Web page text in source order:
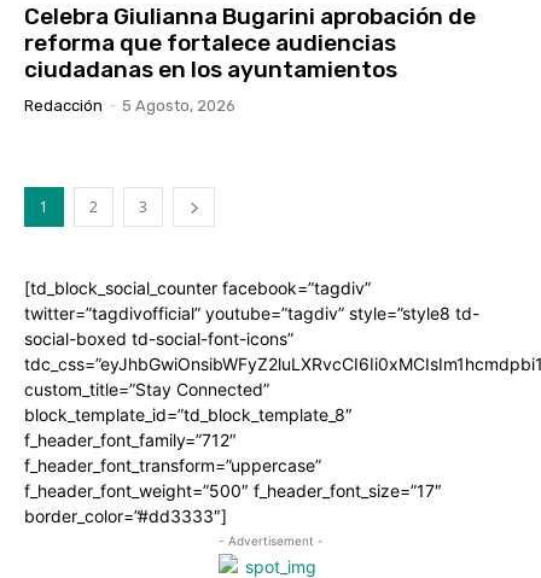
Celebra Giulianna Bugarini aprobación de
reforma que fortalece audiencias
ciudadanas en los ayuntamientos
Redacción - 5 Agosto, 2026
1 2 3
[td_block_social_counter facebook=”tagdiv”
twitter=”tagdivofficial” youtube=”tagdiv” style=”style8 td-
social-boxed td-social-font-icons”
custom_title=”Stay Connected”
block_template_id=”td_block_template_8″
f_header_font_family=”712″
f_header_font_transform=”uppercase”
f_header_font_weight=”500″ f_header_font_size=”17″
border_color=”#dd3333″]
- Advertisement -